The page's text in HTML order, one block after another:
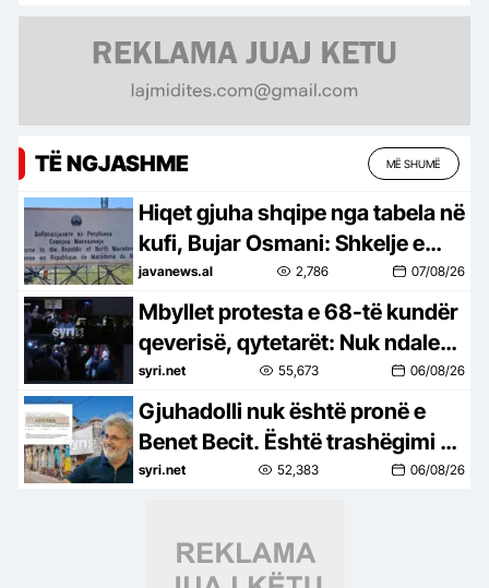
TË NGJASHME MË SHUMË
Hiqet gjuha shqipe nga tabela në
kufi, Bujar Osmani: Shkelje e
ligjit dhe provokim i qëllimshëm
javanews.al 2,786 07/08/26
Mbyllet protesta e 68-të kundër
qeverisë, qytetarët: Nuk ndalemi
deri në largimin e Ramës
syri.net 55,673 06/08/26
Gjuhadolli nuk është pronë e
Benet Becit. Është trashëgimi e
Shkodrës
syri.net 52,383 06/08/26